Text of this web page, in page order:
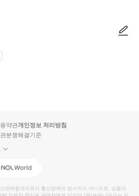
약관개인정보 처리방침
분쟁해결기준
Interpark Global
판매중개자로서 통신판매의 당사자가 아니므로, 상품의